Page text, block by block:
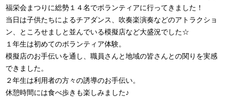
福栄会まつりに総勢１４名でボランティアに行ってきました！
当日は子供たちによるチアダンス、吹奏楽演奏などのアトラクショ
ン、ところせましと並んでいる模擬店など大盛況でした☆
１年生は初めてのボランティア体験。
模擬店のお手伝いを通し、職員さんと地域の皆さんとの関りを実感
できました。
２年生は利用者の方々の誘導のお手伝い。
休憩時間には食べ歩きも楽しみました♪